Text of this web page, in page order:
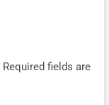
Required fields are